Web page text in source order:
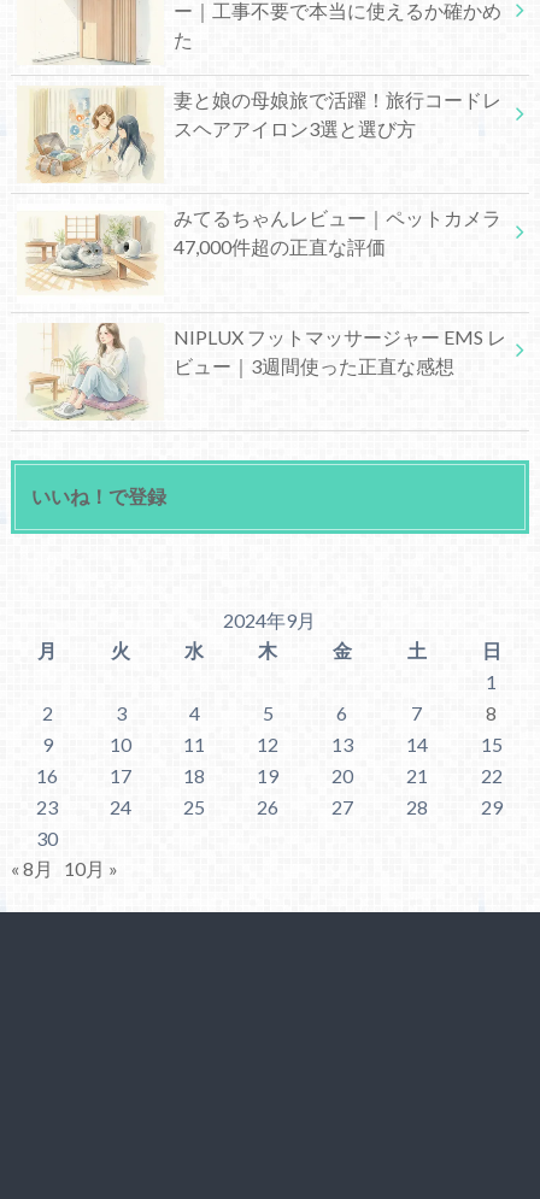
ー｜工事不要で本当に使えるか確かめ
た
妻と娘の母娘旅で活躍！旅行コードレ
スヘアアイロン3選と選び方
みてるちゃんレビュー｜ペットカメラ
47,000件超の正直な評価
NIPLUX フットマッサージャー EMS レ
ビュー｜3週間使った正直な感想
いいね！で登録
2024年9月
月
火 水 木 金 土
日
1
2
3 4 5 6 7
8
9
10 11 12 13 14
15
16
17 18 19 20 21
22
23
24 25 26 27 28
29
30
« 8月
10月 »